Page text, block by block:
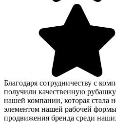
Благодаря сотрудничеству с
получили качественную
нашей компании, которая стала
элементом нашей рабочей
продвижения бренда среди